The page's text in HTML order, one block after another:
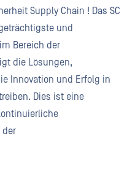
Supply Chain ! Das SC
und
Bereich der
die Lösungen,
Innovation und Erfolg in
Dies ist eine
der